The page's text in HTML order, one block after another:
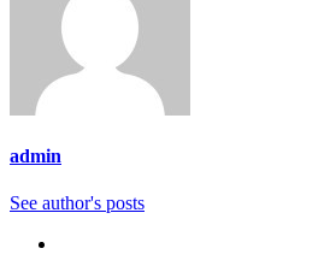
admin
See author's posts